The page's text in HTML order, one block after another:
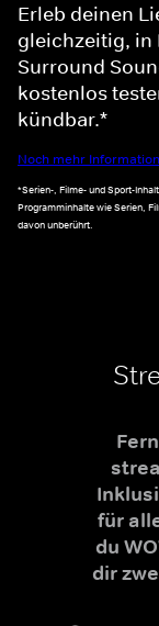
Erleb deinen
gleichzeitig, in
Surround
kostenlos
kündbar.*
Noch mehr
*Serien-, Filme- und Sport-
Programminhalte wie Serien,
davon unberührt.
für
du
dir